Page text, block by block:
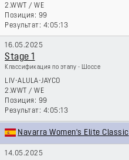
2.WWT / WE
99
4:05:13
16.05.2025
Stage 1
Классификация по этапу - Шоссе
LIV-ALULA-JAYCO
2.WWT / WE
99
4:05:13
Navarra Women's Elite Classic
14.05.2025